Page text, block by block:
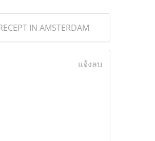
IN AMSTERDAM
แจ้งลบ